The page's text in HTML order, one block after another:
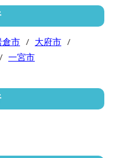
倉市
大府市
一宮市